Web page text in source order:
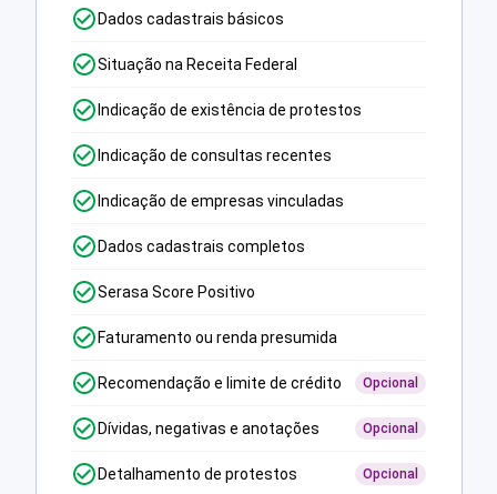
Dados cadastrais básicos
Situação na Receita Federal
Indicação de existência de protestos
Indicação de consultas recentes
Indicação de empresas vinculadas
Dados cadastrais completos
Serasa Score Positivo
Faturamento ou renda presumida
Recomendação e limite de crédito Opcional
Dívidas, negativas e anotações Opcional
Detalhamento de protestos Opcional